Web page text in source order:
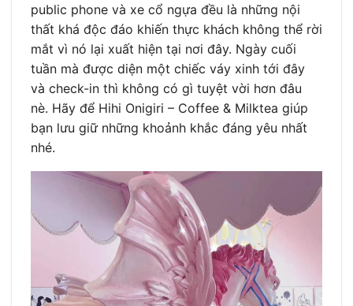
public phone và xe cổ ngựa đều là những nội
thất khá độc đáo khiến thực khách không thể rời
mắt vì nó lại xuất hiện tại nơi đây. Ngày cuối
tuần mà được diện một chiếc váy xinh tới đây
và check-in thì không có gì tuyệt vời hơn đâu
nè. Hãy để Hihi Onigiri – Coffee & Milktea giúp
bạn lưu giữ những khoảnh khắc đáng yêu nhất
nhé.